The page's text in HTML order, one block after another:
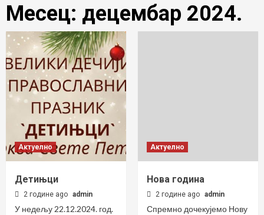
Месец: децембар 2024.
Актуелно
Детињци
2 године ago admin
У недељу 22.12.2024. год.
Актуелно
Нова година
2 године ago admin
Спремно дочекујемо Нову